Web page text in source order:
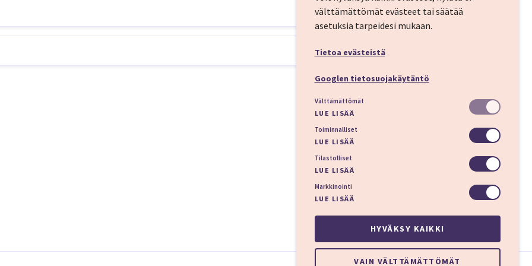
Pärnuun, vain kahden tunnin ajomatkan päähän Tallinnasta.
tarjoaa erinomaiset puitteet rauhaisaan ja tunnelmalliseen joulunviettoon.
lähtee Tallinnasta noin klo 13:00. Matkalla mukana on suomenkielinen opas. Pärnuun
15:00. Vuonna 2025 menokuljetuksemme Tallinnasata Pärnuun on 21.12. ja 23.12.
välttämättömät evästeet tai säätää
asetuksia tarpeidesi mukaan.
Tietoa evästeistä
Googlen tietosuojakäytäntö
Välttämättömät
LUE LISÄÄ
Toiminnalliset
LUE LISÄÄ
Tilastolliset
LUE LISÄÄ
Markkinointi
LUE LISÄÄ
HYVÄKSY KAIKKI
VAIN VÄLTTÄMÄTTÖMÄT